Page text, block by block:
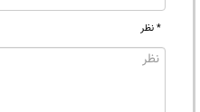
* نظر